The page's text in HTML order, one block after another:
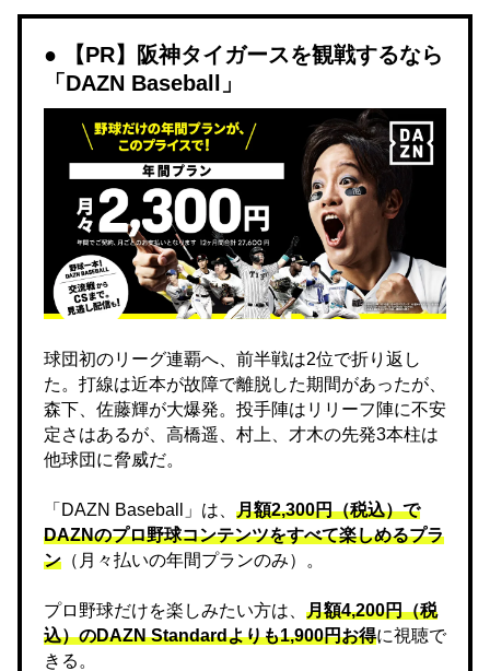
【PR】阪神タイガースを観戦するなら
「DAZN Baseball」
球団初のリーグ連覇へ、前半戦は2位で折り返し
た。打線は近本が故障で離脱した期間があったが、
森下、佐藤輝が大爆発。投手陣はリリーフ陣に不安
定さはあるが、高橋遥、村上、才木の先発3本柱は
他球団に脅威だ。
「DAZN Baseball」は、 月額2,300円（税込）で
DAZNのプロ野球コンテンツをすべて楽しめるプラ
ン （月々払いの年間プランのみ）。
プロ野球だけを楽しみたい方は、 月額4,200円（税
込）のDAZN Standard​よりも1,900円お得に視聴で
きる。